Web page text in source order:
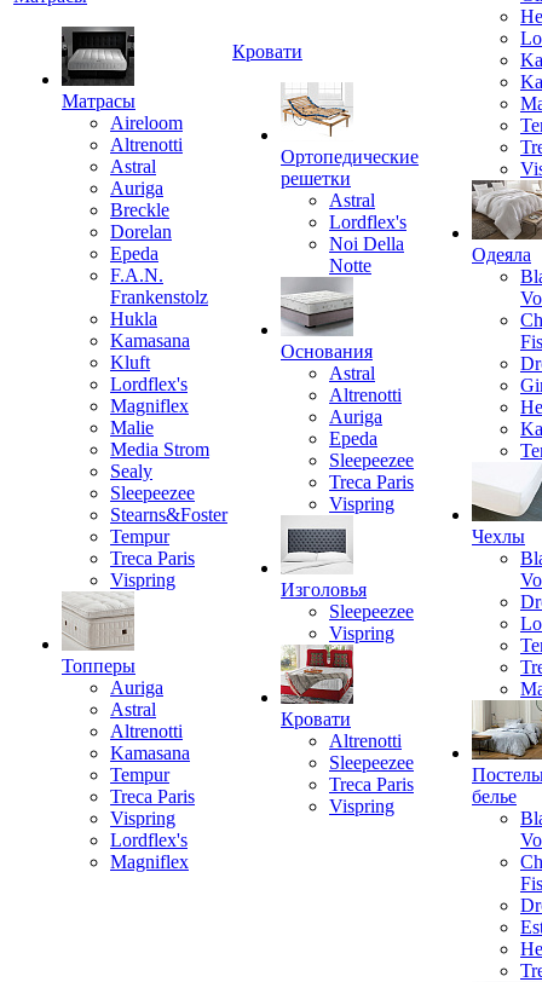
Матрасы
Aireloom
Altrenotti
Astral
Auriga
Breckle
Dorelan
Epeda
F.A.N.
Frankenstolz
Hukla
Kamasana
Kluft
Lordflex's
Magniflex
Malie
Media Strom
Sealy
Sleepeezee
Stearns&Foster
Tempur
Treca Paris
Vispring
Топперы
Auriga
Astral
Altrenotti
Kamasana
Tempur
Treca Paris
Vispring
Lordflex's
Magniflex
Кровати
Ортопедические
решетки
Astral
Lordflex's
Noi Della
Notte
Основания
Astral
Altrenotti
Auriga
Epeda
Sleepeezee
Treca Paris
Vispring
Изголовья
Sleepeezee
Vispring
Кровати
Altrenotti
Sleepeezee
Treca Paris
Vispring
Одеяла
Чехлы
белье